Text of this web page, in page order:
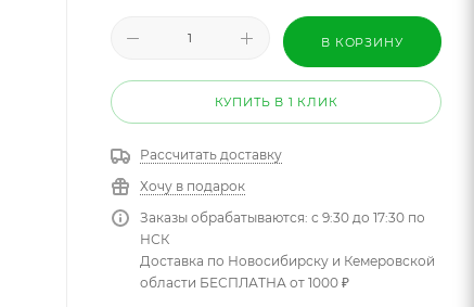
В КОРЗИНУ
КУПИТЬ В 1 КЛИК
Рассчитать доставку
Хочу в подарок
Заказы обрабатываются: с 9:30 до 17:30 по
НСК
Доставка по Новосибирску и Кемеровской
области БЕСПЛАТНА от 1000 ₽